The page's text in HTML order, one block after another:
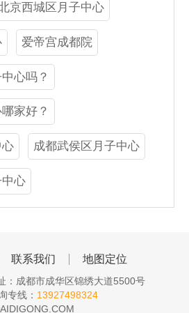
京西城区月子中心
爱帝宫成都院
心吗？
家好？
成都武侯区月子中心
心
联系我们 地图定位
：成都市成华区锦绣大道5500号
专线： 13927498324